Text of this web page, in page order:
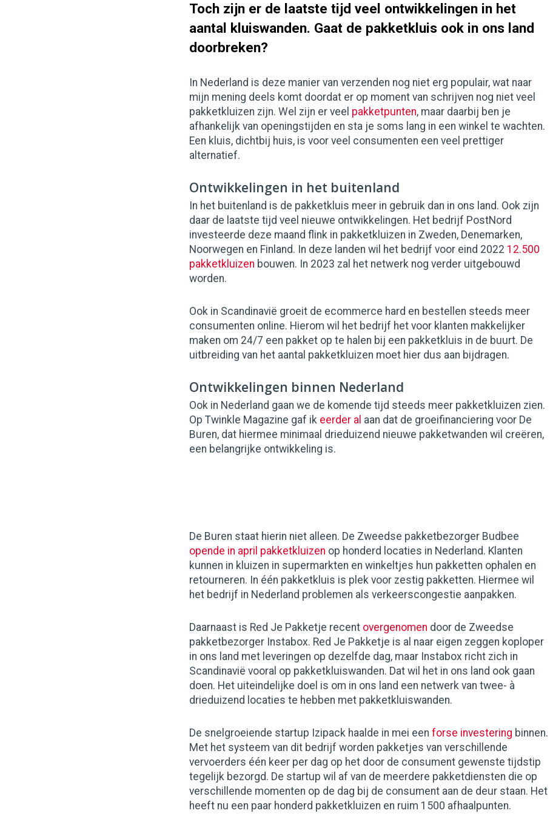
Toch zijn er de laatste tijd veel ontwikkelingen in het
aantal kluiswanden. Gaat de pakketkluis ook in ons land
doorbreken?
In Nederland is deze manier van verzenden nog niet erg populair, wat naar
mijn mening deels komt doordat er op moment van schrijven nog niet veel
pakketkluizen zijn. Wel zijn er veel pakketpunten, maar daarbij ben je
afhankelijk van openingstijden en sta je soms lang in een winkel te wachten.
Een kluis, dichtbij huis, is voor veel consumenten een veel prettiger
alternatief.
Ontwikkelingen in het buitenland
In het buitenland is de pakketkluis meer in gebruik dan in ons land. Ook zijn
daar de laatste tijd veel nieuwe ontwikkelingen. Het bedrijf PostNord
investeerde deze maand flink in pakketkluizen in Zweden, Denemarken,
Noorwegen en Finland. In deze landen wil het bedrijf voor eind 2022 12.500
pakketkluizen bouwen. In 2023 zal het netwerk nog verder uitgebouwd
worden.
Ook in Scandinavië groeit de ecommerce hard en bestellen steeds meer
consumenten online. Hierom wil het bedrijf het voor klanten makkelijker
maken om 24/7 een pakket op te halen bij een pakketkluis in de buurt. De
uitbreiding van het aantal pakketkluizen moet hier dus aan bijdragen.
Ontwikkelingen binnen Nederland
Ook in Nederland gaan we de komende tijd steeds meer pakketkluizen zien.
Op Twinkle Magazine gaf ik eerder al aan dat de groeifinanciering voor De
Buren, dat hiermee minimaal drieduizend nieuwe pakketwanden wil creëren,
een belangrijke ontwikkeling is.
De Buren staat hierin niet alleen. De Zweedse pakketbezorger Budbee
opende in april pakketkluizen op honderd locaties in Nederland. Klanten
kunnen in kluizen in supermarkten en winkeltjes hun pakketten ophalen en
retourneren. In één pakketkluis is plek voor zestig pakketten. Hiermee wil
het bedrijf in Nederland problemen als verkeerscongestie aanpakken.
Daarnaast is Red Je Pakketje recent overgenomen door de Zweedse
pakketbezorger Instabox. Red Je Pakketje is al naar eigen zeggen koploper
in ons land met leveringen op dezelfde dag, maar Instabox richt zich in
Scandinavië vooral op pakketkluiswanden. Dat wil het in ons land ook gaan
doen. Het uiteindelijke doel is om in ons land een netwerk van twee- à
drieduizend locaties te hebben met pakketkluiswanden.
De snelgroeiende startup Izipack haalde in mei een forse investering binnen.
Met het systeem van dit bedrijf worden pakketjes van verschillende
vervoerders één keer per dag op het door de consument gewenste tijdstip
tegelijk bezorgd. De startup wil af van de meerdere pakketdiensten die op
verschillende momenten op de dag bij de consument aan de deur staan. Het
heeft nu een paar honderd pakketkluizen en ruim 1500 afhaalpunten.